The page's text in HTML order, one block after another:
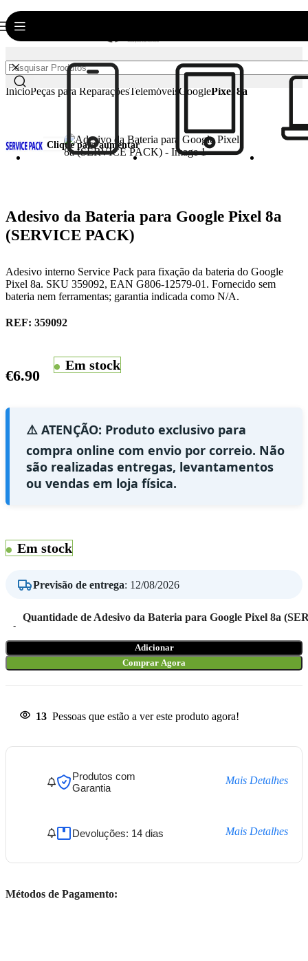
InícioPeças para ReparaçõesTelemóveis GooglePixel 8a
Clique para aumentar
Adesivo da Bateria para Google Pixel 8a
(SERVICE PACK)
Adesivo interno Service Pack para fixação da bateria do Google
Pixel 8a. SKU 359092, EAN G806-12579-01. Fornecido sem
bateria nem ferramentas; garantia indicada como N/A.
REF: 359092
€6.90
Em stock
⚠️ ATENÇÃO: Produto exclusivo para
compra online com envio por correio. Não
são realizadas entregas, levantamentos
ou vendas em loja física.
Em stock
Previsão de entrega: 12/08/2026
Quantidade de Adesivo da Bateria para Google Pixel 8a
Adicionar
Comprar Agora
13 Pessoas que estão a ver este produto agora!
Produtos com
Garantia
Mais Detalhes
Devoluções: 14 dias Mais Detalhes
Métodos de Pagamento: